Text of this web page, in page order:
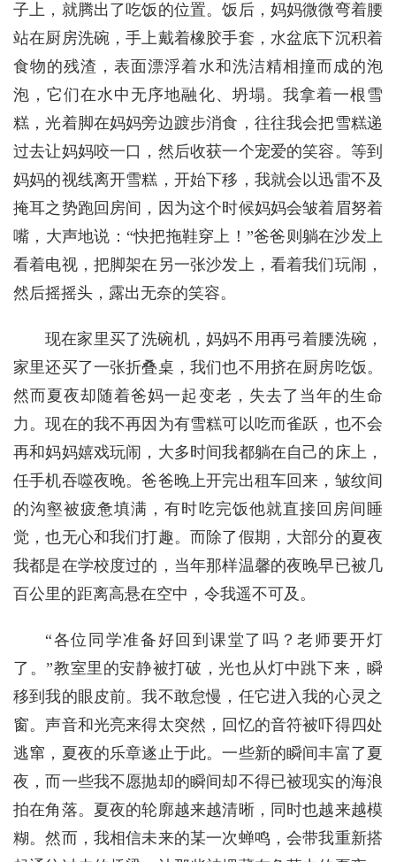
子上，就腾出了吃饭的位置。饭后，妈妈微微弯着腰
站在厨房洗碗，手上戴着橡胶手套，水盆底下沉积着
食物的残渣，表面漂浮着水和洗洁精相撞而成的泡
泡，它们在水中无序地融化、坍塌。我拿着一根雪
糕，光着脚在妈妈旁边踱步消食，往往我会把雪糕递
过去让妈妈咬一口，然后收获一个宠爱的笑容。等到
妈妈的视线离开雪糕，开始下移，我就会以迅雷不及
掩耳之势跑回房间，因为这个时候妈妈会皱着眉努着
嘴，大声地说：“快把拖鞋穿上！”爸爸则躺在沙发上
看着电视，把脚架在另一张沙发上，看着我们玩闹，
然后摇摇头，露出无奈的笑容。
现在家里买了洗碗机，妈妈不用再弓着腰洗碗，
家里还买了一张折叠桌，我们也不用挤在厨房吃饭。
然而夏夜却随着爸妈一起变老，失去了当年的生命
力。现在的我不再因为有雪糕可以吃而雀跃，也不会
再和妈妈嬉戏玩闹，大多时间我都躺在自己的床上，
任手机吞噬夜晚。爸爸晚上开完出租车回来，皱纹间
的沟壑被疲惫填满，有时吃完饭他就直接回房间睡
觉，也无心和我们打趣。而除了假期，大部分的夏夜
我都是在学校度过的，当年那样温馨的夜晚早已被几
百公里的距离高悬在空中，令我遥不可及。
“各位同学准备好回到课堂了吗？老师要开灯
了。”教室里的安静被打破，光也从灯中跳下来，瞬
移到我的眼皮前。我不敢怠慢，任它进入我的心灵之
窗。声音和光亮来得太突然，回忆的音符被吓得四处
逃窜，夏夜的乐章遂止于此。一些新的瞬间丰富了夏
夜，而一些我不愿抛却的瞬间却不得已被现实的海浪
拍在角落。夏夜的轮廓越来越清晰，同时也越来越模
糊。然而，我相信未来的某一次蝉鸣，会带我重新搭